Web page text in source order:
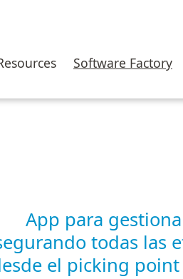
Software Factory
App para
todas las
el picking